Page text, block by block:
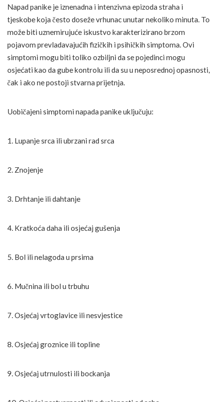
Napad panike je iznenadna i intenzivna epizoda straha i
tjeskobe koja često doseže vrhunac unutar nekoliko minuta. To
može biti uznemirujuće iskustvo karakterizirano brzom
pojavom prevladavajućih fizičkih i psihičkih simptoma. Ovi
simptomi mogu biti toliko ozbiljni da se pojedinci mogu
osjećati kao da gube kontrolu ili da su u neposrednoj opasnosti,
čak i ako ne postoji stvarna prijetnja.
Uobičajeni simptomi napada panike uključuju:
1. Lupanje srca ili ubrzani rad srca
2. Znojenje
3. Drhtanje ili dahtanje
4. Kratkoća daha ili osjećaj gušenja
5. Bol ili nelagoda u prsima
6. Mučnina ili bol u trbuhu
7. Osjećaj vrtoglavice ili nesvjestice
8. Osjećaj groznice ili topline
9. Osjećaj utrnulosti ili bockanja